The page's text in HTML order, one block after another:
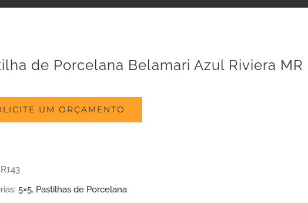
de Porcelana Belamari Azul Riviera MR
UM ORÇAMENTO
5×5, Pastilhas de Porcelana